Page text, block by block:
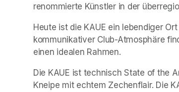
renommierte Künstler in der
Heute ist die KAUE ein lebendiger
kommunikativer Club-Atmosphäre
einen idealen Rahmen.
Die KAUE ist technisch State of the
Kneipe mit echtem Zechenflair. Die